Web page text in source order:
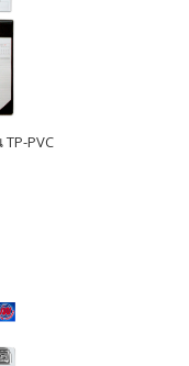
PVC